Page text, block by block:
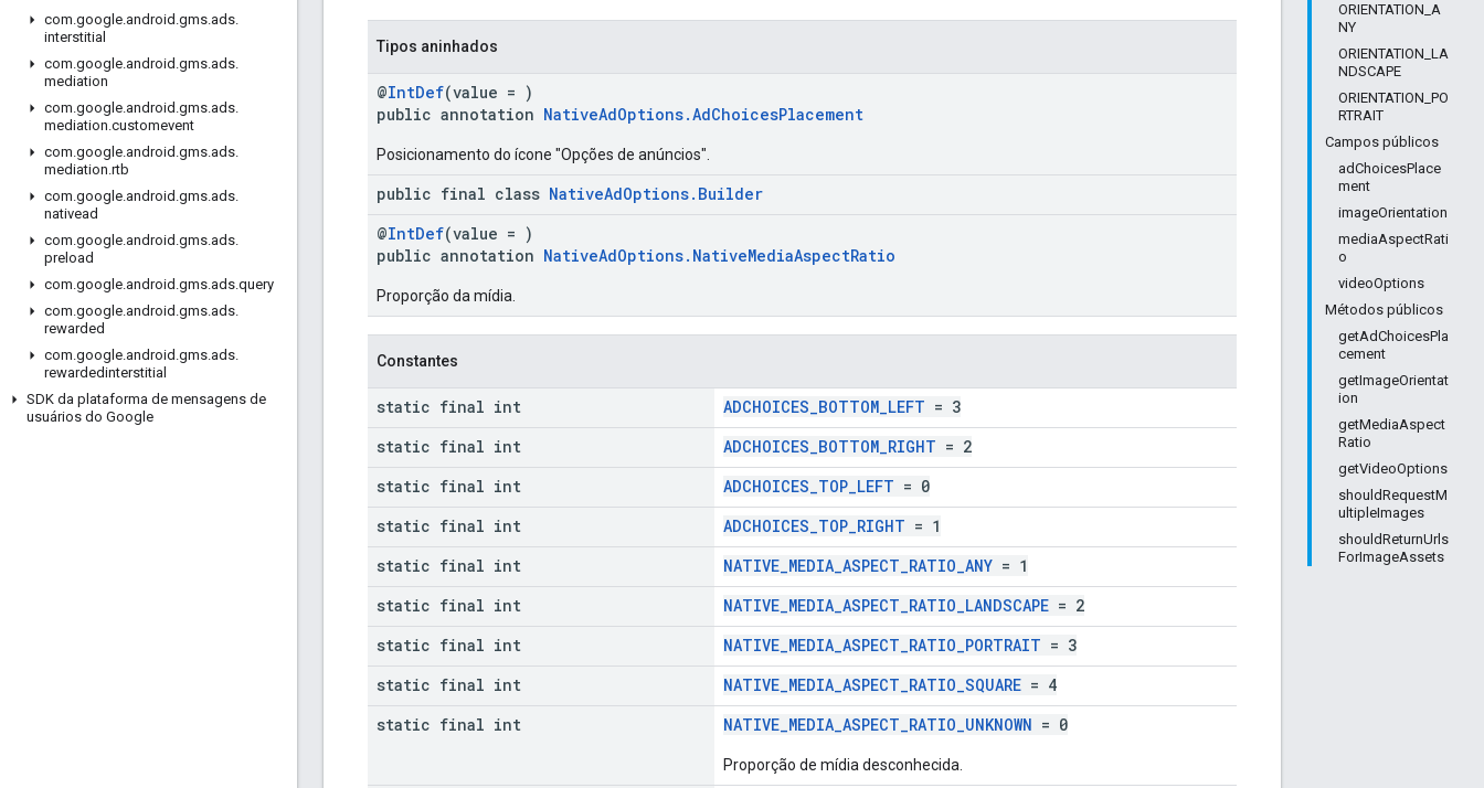
com.google.android .gms.ads.
interstitial
com.google.android .gms.ads.
mediation
com.google.android .gms.ads.
mediation.customevent
com.google.android .gms.ads.
mediation.rtb
com.google.android .gms.ads.
nativead
com.google.android .gms.ads.
preload
com.google.android .gms.ads.query
com.google.android .gms.ads.
rewarded
com.google.android .gms.ads.
rewardedinterstitial
SDK da plataforma de mensagens de
usuários do Google
ORIENTATION_A
NY
ORIENTATION_LA
NDSCAPE
ORIENTATION_PO
RTRAIT
Campos públicos
adChoicesPlace
ment
imageOrientation
mediaAspectRati
o
videoOptions
Métodos públicos
getAdChoicesPla
cement
getImageOrientat
ion
getMediaAspect
Ratio
getVideoOptions
shouldRequestM
ultipleImages
shouldReturnUrls
ForImageAssets
Tipos aninhados
@IntDef(value = )
public annotation NativeAdOptions.AdChoicesPlacement
Posicionamento do ícone "Opções de anúncios".
public final class NativeAdOptions.Builder
@IntDef(value = )
public annotation NativeAdOptions.NativeMediaAspectRatio
Proporção da mídia.
Constantes
static final int ADCHOICES_BOTTOM_LEFT = 3
static final int
ADCHOICES_BOTTOM_RIGHT = 2
static final int
ADCHOICES_TOP_LEFT = 0
static final int
ADCHOICES_TOP_RIGHT = 1
static final int
NATIVE_MEDIA_ASPECT_RATIO_ANY = 1
static final int
NATIVE_MEDIA_ASPECT_RATIO_LANDSCAPE = 2
static final int
NATIVE_MEDIA_ASPECT_RATIO_PORTRAIT = 3
static final int
NATIVE_MEDIA_ASPECT_RATIO_SQUARE = 4
static final int
NATIVE_MEDIA_ASPECT_RATIO_UNKNOWN = 0
Proporção de mídia desconhecida.